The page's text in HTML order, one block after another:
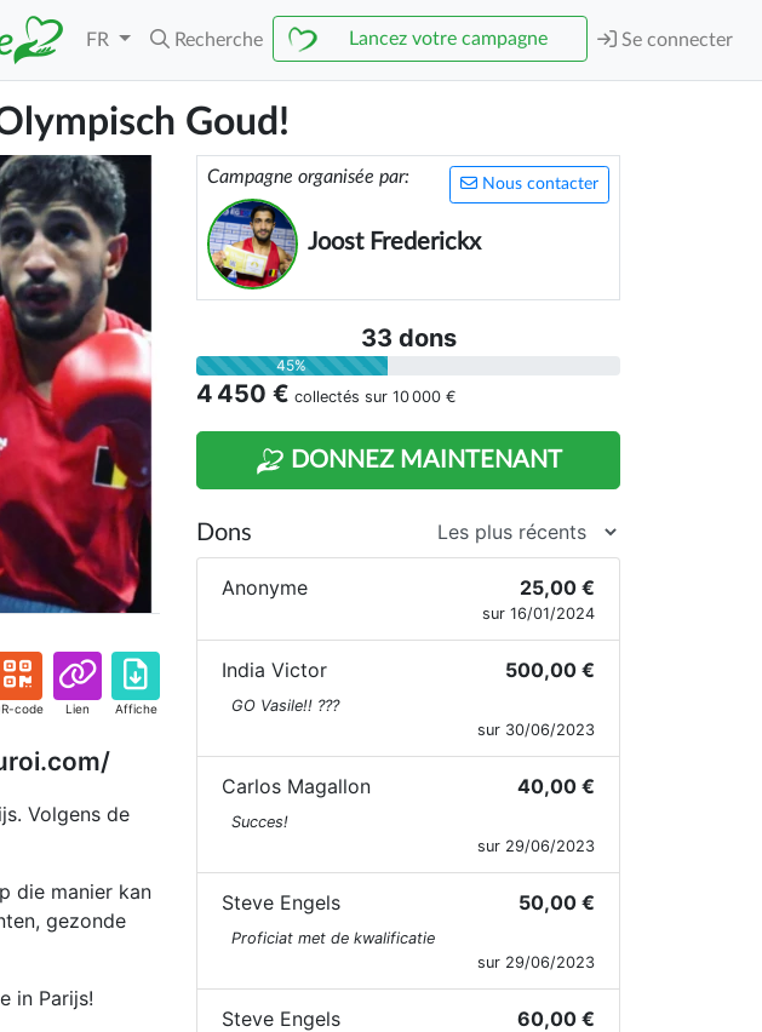
FR Recherche Lancez votre campagne Se connecter
Goud!
code Lien Affiche
Volgens de
die manier kan
gezonde
in Parijs!
Nous contacter
Campagne organisée par:
Joost Frederickx
33 dons
45%
4 450 € collectés sur 10 000 €
DONNEZ MAINTENANT
Dons
Anonyme 25,00 €
sur 16/01/2024
India Victor 500,00 €
GO Vasile!! ???
sur 30/06/2023
Carlos Magallon 40,00 €
Succes!
sur 29/06/2023
Steve Engels 50,00 €
Proficiat met de kwalificatie
sur 29/06/2023
Steve Engels 60,00 €